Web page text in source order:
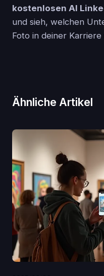
kostenlosen AI
und sieh, welchen
Foto in deiner Karriere
Ähnliche Artikel